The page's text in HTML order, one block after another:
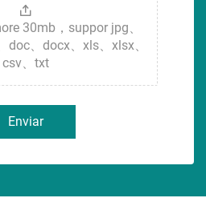
30mb，suppor jpg、
doc、docx、xls、xlsx、
csv、txt
Enviar